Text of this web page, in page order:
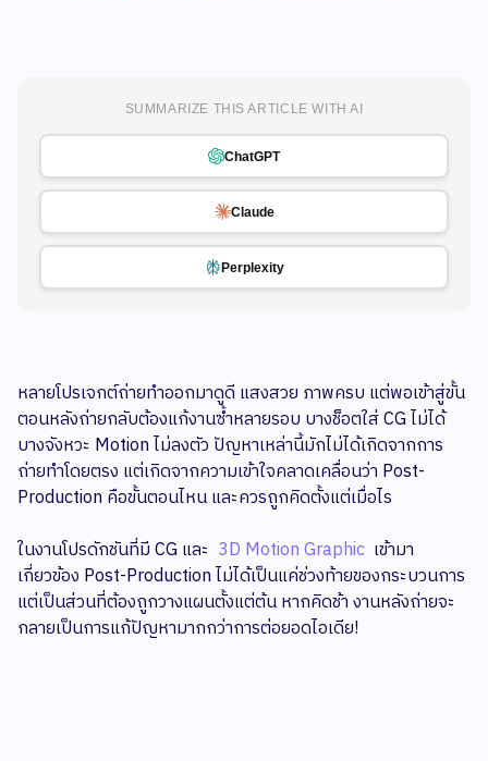
SUMMARIZE THIS ARTICLE WITH AI
ChatGPT
Claude
Perplexity
หลายโปรเจกต์ถ่ายทำออกมาดูดี แสงสวย ภาพครบ แต่พอเข้าสู่ขั้น
ตอนหลังถ่ายกลับต้องแก้งานซ้ำหลายรอบ บางช็อตใส่ CG ไม่ได้
บางจังหวะ Motion ไม่ลงตัว ปัญหาเหล่านี้มักไม่ได้เกิดจากการ
ถ่ายทำโดยตรง แต่เกิดจากความเข้าใจคลาดเคลื่อนว่า Post-
Production คือขั้นตอนไหน และควรถูกคิดตั้งแต่เมื่อไร
ในงานโปรดักชันที่มี CG และ 3D Motion Graphic เข้ามา
เกี่ยวข้อง Post-Production ไม่ได้เป็นแค่ช่วงท้ายของกระบวนการ
แต่เป็นส่วนที่ต้องถูกวางแผนตั้งแต่ต้น หากคิดช้า งานหลังถ่ายจะ
กลายเป็นการแก้ปัญหามากกว่าการต่อยอดไอเดีย!